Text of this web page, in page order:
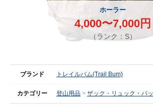
ホーラー
4,000〜7,000円
（ランク：S）
ブランド トレイルバム(Trail Bum)
カテゴリー 登山用品 ザック・リュック・バ